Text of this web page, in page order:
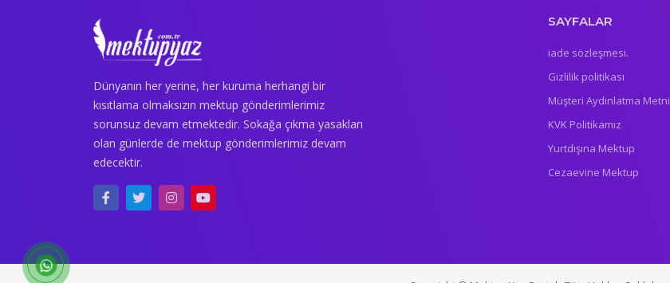
Dünyanın her yerine, her kuruma herhangi bir
kısıtlama olmaksızın mektup gönderimlerimiz
sorunsuz devam etmektedir. Sokağa çıkma yasakları
olan günlerde de mektup gönderimlerimiz devam
edecektir.
SAYFALAR
iade sözleşmesi.
Gizlilik politikası
Müşteri Aydınlatma Metni
KVK Politikamız
Yurtdışına Mektup
Cezaevine Mektup